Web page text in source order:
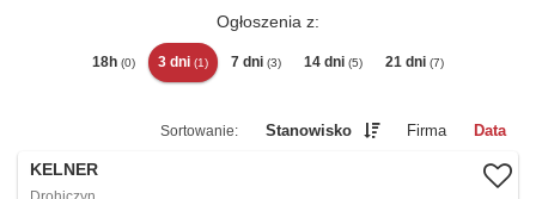
Ogłoszenia z:
18h (0) 3 dni (1) 7 dni (3) 14 dni (5) 21 dni (7)
Stanowisko Firma Data
KELNER